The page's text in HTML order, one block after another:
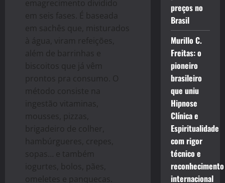
emagrecimento dividido
em seis fases. É baseada
em sachês que, misturados
à água, viram refeições,
além de barrinhas e
biscoitos que já vêm
prontos pra consumo. O
método consiste na
ingestão vitaminas,
mousses, pizzas,
brigadeiro de colher,
hambúrgueres, crepes,
sopas… e também
iogurtes, bolos, pães,
omeletes e panquecas.
preços no
Brasil
Murillo C.
Freitas: o
pioneiro
brasileiro
que uniu
Hipnose
Clínica e
Espiritualidade
com rigor
técnico e
reconhecimento
internacional